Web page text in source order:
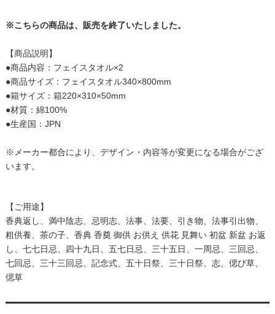
※こちらの商品は、販売を終了いたしました。
【商品説明】
●商品内容：フェイスタオル×2
●商品サイズ：フェイスタオル340×800mm
●箱サイズ：箱220×310×50mm
●材質：綿100%
●生産国：JPN
※メーカー都合により、デザイン・内容等が変更になる場合がござ
います。
【ご用途】
香典返し、満中陰志、忌明志、法事、法要、引き物、法事引出物、
粗供養、茶の子、香典 香奠 御供 お供え 供花 見舞い 初盆 新盆 お返
し、七七日忌、四十九日、五七日忌、三十五日、一周忌、三回忌、
七回忌、三十三回忌、記念式、五十日祭、三十日祭、志、偲び草、
偲草